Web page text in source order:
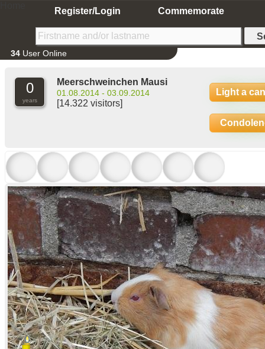
Register/Login Commemorate
34 User Online
0
years
Meerschweinchen Mausi
01.08.2014 - 03.09.2014
[14.322 visitors]
Light a